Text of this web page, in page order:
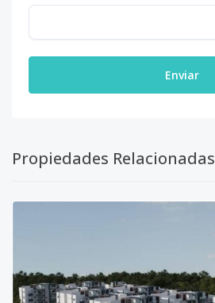
Enviar
Propiedades Relacionadas